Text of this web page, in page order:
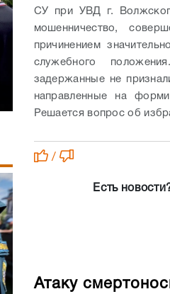
СУ при УВД г.
мошенничество,
причинением
служебного положения.
задержанные не
направленные на
Решается вопрос об
/
Есть
Атаку